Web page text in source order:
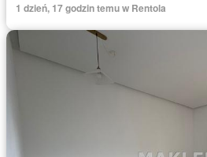
1 dzień, 17 godzin temu w Rentola